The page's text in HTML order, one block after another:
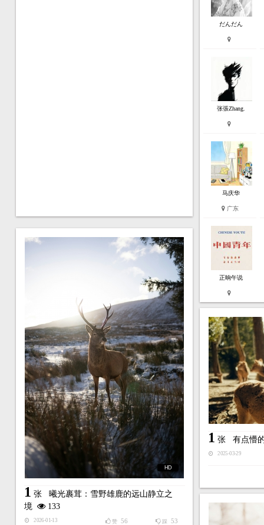
だんだん
张張Zhang.
马庆华
广东
正晌午说
HD
1 张 曦光裹茸：雪野雄鹿的远山静立之
境
133
2026-01-13 踩 53
赞 56
1 张 有点懵
2025-03-29